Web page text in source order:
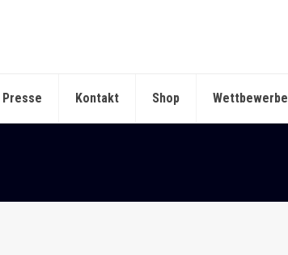
Presse Kontakt Shop Wettbewerbe